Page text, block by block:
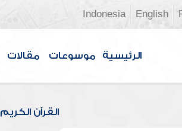
English
Indonesia
الرئيسية موسوعات مقالات
القرآن الكريم